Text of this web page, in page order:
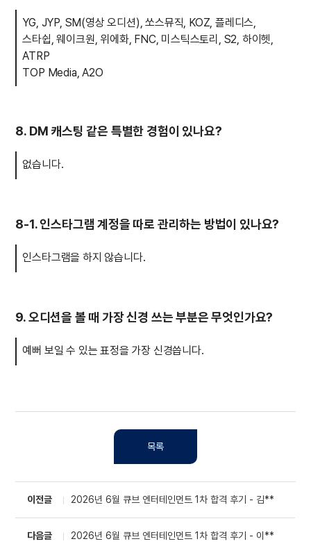
YG, JYP, SM(영상 오디션), 쏘스뮤직, KOZ, 플레디스,
스타쉽, 웨이크원, 위에화, FNC, 미스틱스토리, S2, 하이헷,
ATRP
TOP Media, A2O
8. DM 캐스팅 같은 특별한 경험이 있나요?
없습니다.
8-1. 인스타그램 계정을 따로 관리하는 방법이 있나요?
인스타그램을 하지 않습니다.
9. 오디션을 볼 때 가장 신경 쓰는 부분은 무엇인가요?
예뻐 보일 수 있는 표정을 가장 신경씁니다.
목록
이전글 2026년 6월 큐브 엔터테인먼트 1차 합격 후기 - 김**
다음글 2026년 6월 큐브 엔터테인먼트 1차 합격 후기 - 이**